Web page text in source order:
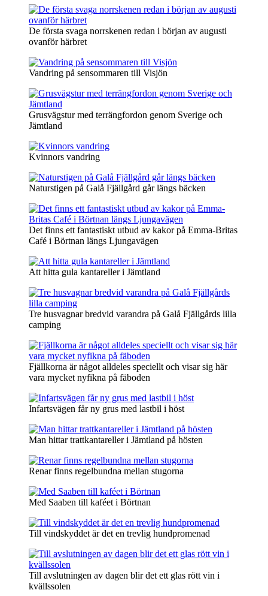
De första svaga norrskenen redan i början av augusti
ovanför härbret
Vandring på sensommaren till Visjön
Grusvägstur med terrängfordon genom Sverige och
Jämtland
Kvinnors vandring
Naturstigen på Galå Fjällgård går längs bäcken
Det finns ett fantastiskt utbud av kakor på Emma-Britas
Café i Börtnan längs Ljungavägen
Att hitta gula kantareller i Jämtland
Tre husvagnar bredvid varandra på Galå Fjällgårds lilla
camping
Fjällkorna är något alldeles speciellt och visar sig här
vara mycket nyfikna på fäboden
Infartsvägen får ny grus med lastbil i höst
Man hittar trattkantareller i Jämtland på hösten
Renar finns regelbundna mellan stugorna
Med Saaben till kaféet i Börtnan
Till vindskyddet är det en trevlig hundpromenad
Till avslutningen av dagen blir det ett glas rött vin i
kvällssolen